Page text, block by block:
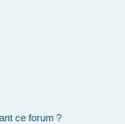
ce forum ?